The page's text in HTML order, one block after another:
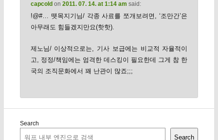
capcold on 2011. 07. 14. at 1:14 am said:
!@#… 뗏목지기님/ 각종 사료를 쪼개보려면, ‘조만간’은
아무래도 힘들겠지만요(핫핫).
제노님/ 이상적으로는, 기사 보급에는 비교적 자율적이
고, 정정/책임에는 엄격한 데스킹이 필요한데 그게 참 한
국의 조직문화에서 꽤 난관이 많죠;;;
Search
Search